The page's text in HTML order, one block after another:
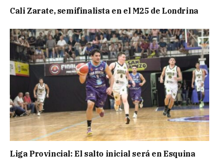
Cali Zarate, semifinalista en el M25 de Londrina
Liga Provincial: El salto inicial será en Esquina